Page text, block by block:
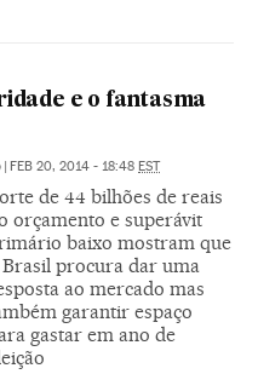
e o fantasma
FEB 20, 2014 - 18:48 EST
de 44 bilhões de reais
orçamento e superávit
baixo mostram que
procura dar uma
ao mercado mas
garantir espaço
gastar em ano de